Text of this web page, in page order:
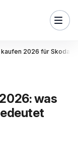
2026 für Skoda,
was